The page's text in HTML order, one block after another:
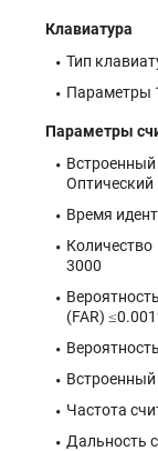
Клавиатура
Тип
Параметры
Параметры
Оптический
Время
3000
(FAR)
Встроенный
Частота
Дальность